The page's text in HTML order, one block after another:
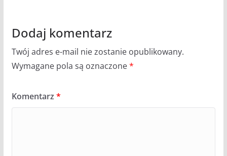
Dodaj komentarz
Twój adres e-mail nie zostanie opublikowany.
Wymagane pola są oznaczone*
Komentarz *